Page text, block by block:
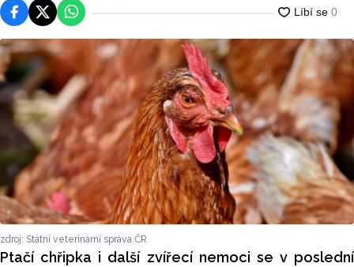
FacebookPlatforma X
WhatsApp
zdroj: Státní veterinární správa ČR
Ptačí chřipka i další zvířecí nemoci se v poslední